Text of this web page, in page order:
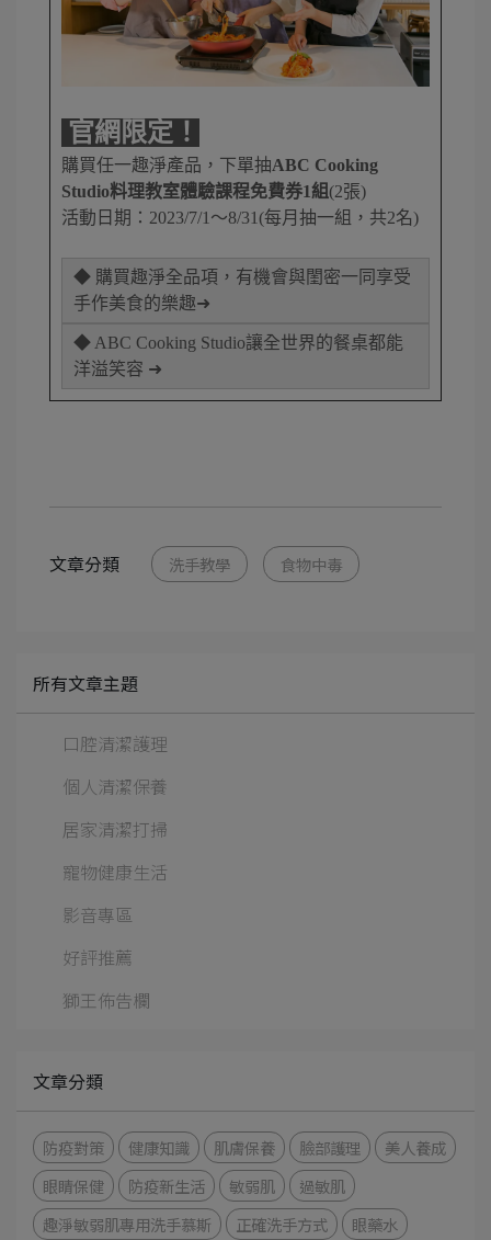
官網限定！
購買任一趣淨產品，下單抽ABC Cooking
Studio料理教室體驗課程免費券1組 (2張)
活動日期：2023/7/1～8/31(每月抽一組，共2名)
◆ 購買趣淨全品項，有機會與閨密一同享受
手作美食的樂趣➜
◆ ABC Cooking Studio讓全世界的餐桌都能
洋溢笑容 ➜
文章分類 洗手教學 食物中毒
所有文章主題
口腔清潔護理
個人清潔保養
居家清潔打掃
寵物健康生活
影音專區
好評推薦
獅王佈告欄
文章分類
防疫對策 健康知識 肌膚保養 臉部護理
美人養成
眼睛保健
防疫新生活 敏弱肌
過敏肌
趣淨敏弱肌專用洗手慕斯
正確洗手方式
眼藥水